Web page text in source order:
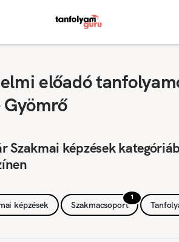
előadó
Gyömrő
Szakmai képzések
képzések
1
Szakmacsoport